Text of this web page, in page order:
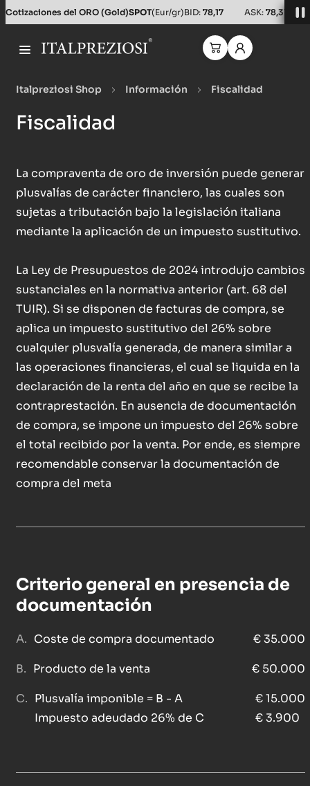
Cotizaciones del ORO (Gold)SPOT(Eur/gr)BID: 78,17 ASK: 78,31
Italpreziosi Shop Información Fiscalidad
Fiscalidad
La compraventa de oro de inversión puede generar
plusvalías de carácter financiero, las cuales son
sujetas a tributación bajo la legislación italiana
mediante la aplicación de un impuesto sustitutivo.
La Ley de Presupuestos de 2024 introdujo cambios
sustanciales en la normativa anterior (art. 68 del
TUIR). Si se disponen de facturas de compra, se
aplica un impuesto sustitutivo del 26% sobre
cualquier plusvalía generada, de manera similar a
las operaciones financieras, el cual se liquida en la
declaración de la renta del año en que se recibe la
contraprestación. En ausencia de documentación
de compra, se impone un impuesto del 26% sobre
el total recibido por la venta. Por ende, es siempre
recomendable conservar la documentación de
compra del meta
Criterio general en presencia de
documentación
Coste de compra documentado € 35.000
Producto de la venta € 50.000
Plusvalía imponible = B - A
Impuesto adeudado 26% de C
€ 15.000
€ 3.900